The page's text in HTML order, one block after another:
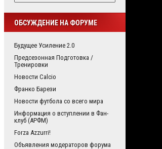
ОБСУЖДЕНИЕ НА ФОРУМЕ
Будущее Усиление 2.0
Предсезонная Подготовка /
Тренировки
Новости Calcio
Франко Барези
Новости футбола со всего мира
Информация о вступлении в Фан-
клуб (АРФМ)
Forza Azzurri!
Объявления модераторов форума